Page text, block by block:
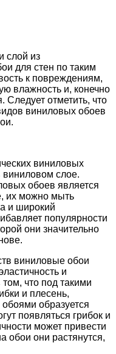
слой из
для стен по таким
к повреждениям,
влажность и, конечно
Следует отметить, что
виниловых обоев
виниловых
слое.
обоев является
их можно мыть
и широкий
популярности
они значительно
виниловые обои
и
что под такими
и плесень,
образуется
появляться грибок и
может привести
обои они растянутся,